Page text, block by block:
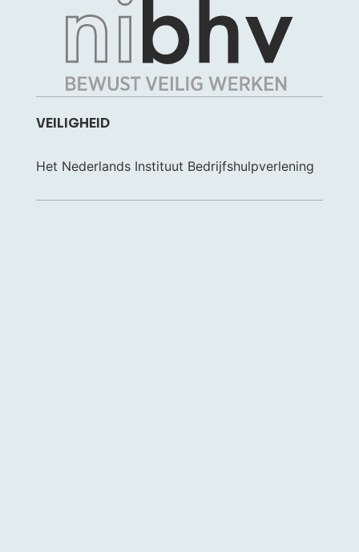
VEILIGHEID
Het Nederlands Instituut Bedrijfshulpverlening